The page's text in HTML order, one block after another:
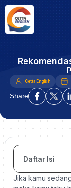
Cetta English
Share
Daftar Isi
Jika kamu